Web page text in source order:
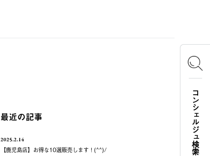
最近の記事
2025.2.14
【鹿児島店】お得な10選販売します！(^^)/
コンシェルジュ検索